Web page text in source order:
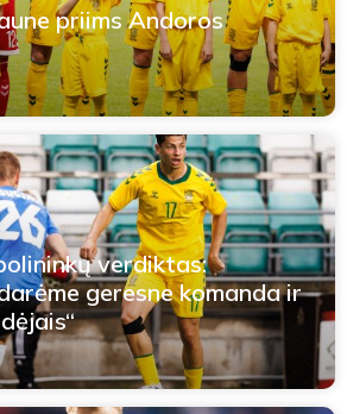
priims Andoros
verdiktas:
geresne komanda ir